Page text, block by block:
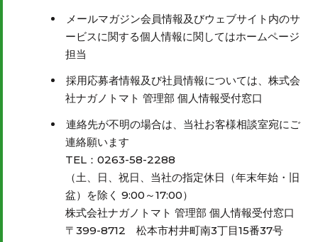
メールマガジン会員情報及びウェブサイト内のサ
ービスに関する個人情報に関してはホームページ
担当
採用応募者情報及び社員情報については、株式会
社ナガノトマト 管理部 個人情報受付窓口
連絡先が不明の場合は、当社お客様相談室宛にご
連絡願います
TEL：0263-58-2288
（土、日、祝日、当社の指定休日（年末年始・旧
盆）を除く 9:00～17:00）
株式会社ナガノトマト 管理部 個人情報受付窓口
〒399-8712 松本市村井町南3丁目15番37号